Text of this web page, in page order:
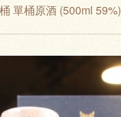
桶 單桶原酒 (500ml 59%)